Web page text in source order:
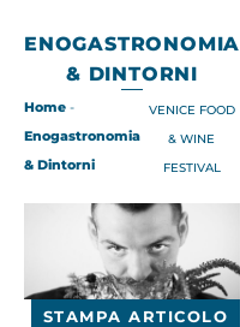
ENOGASTRONOMIA
& DINTORNI
Home -
Enogastronomia
& Dintorni
VENICE FOOD
& WINE
FESTIVAL
STAMPA ARTICOLO